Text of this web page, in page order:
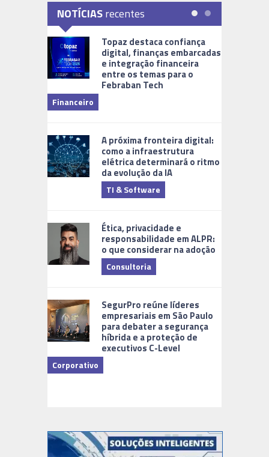
NOTÍCIASrecentes
Topaz destaca confiança
digital, finanças embarcadas
e integração financeira
entre os temas para o
Febraban Tech
Financeiro
A próxima fronteira digital:
como a infraestrutura
elétrica determinará o ritmo
da evolução da IA
TI & Software
Ética, privacidade e
responsabilidade em ALPR:
o que considerar na adoção
Consultoria
SegurPro reúne líderes
empresariais em São Paulo
para debater a segurança
híbrida e a proteção de
executivos C-Level
Corporativo